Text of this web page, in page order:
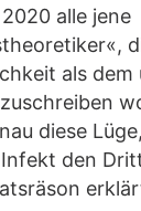
alle jene
als dem
diese
den